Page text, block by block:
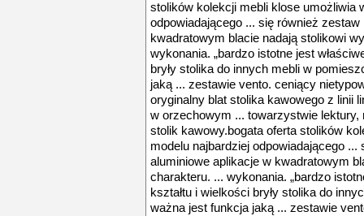
stolików kolekcji mebli klose umożliwia
odpowiadającego ... się również
kwadratowym blacie nadają stolikowi
wykonania. „bardzo istotne jest
bryły stolika do innych mebli w
jaką ... zestawie vento. ceniący
oryginalny blat stolika kawowego z linii
w orzechowym ... towarzystwie
stolik kawowy.bogata oferta stolików
modelu najbardziej odpowiadającego
aluminiowe aplikacje w kwadratowym
charakteru. ... wykonania. „bardzo
kształtu i wielkości bryły stolika do
ważna jest funkcja jaką ... zestawie